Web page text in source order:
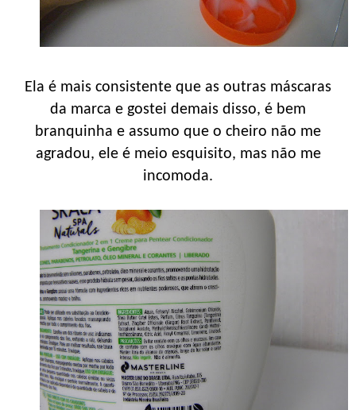
Ela é mais consistente que as outras máscaras
da marca e gostei demais disso, é bem
branquinha e assumo que o cheiro não me
agradou, ele é meio esquisito, mas não me
incomoda.